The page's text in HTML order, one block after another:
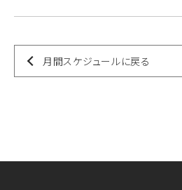
月間スケジュールに戻る